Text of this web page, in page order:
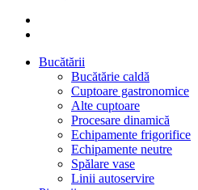
Bucătării
Bucătărie caldă
Cuptoare gastronomice
Alte cuptoare
Procesare dinamică
Echipamente frigorifice
Echipamente neutre
Spălare vase
Linii autoservire